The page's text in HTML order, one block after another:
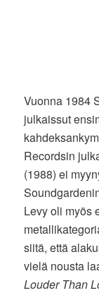
Vuonna 1984
julkaissut
Recordsin
(1988) ei
Levy oli myös
siitä, että
vielä nousta
Louder Than